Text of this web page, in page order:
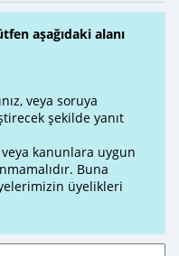
aşağıdaki alanı
veya soruya
şekilde yanıt
veya kanunlara uygun
Buna
üyelikleri